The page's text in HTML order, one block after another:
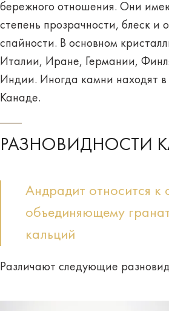
бережного отношения. Они
степень прозрачности, блеск и
спайности. В основном
Италии, Иране, Германии,
Индии. Иногда камни находят
Канаде.
РАЗНОВИДНОСТИ
Андрадит относится к
объединяющему
кальций
Различают следующие